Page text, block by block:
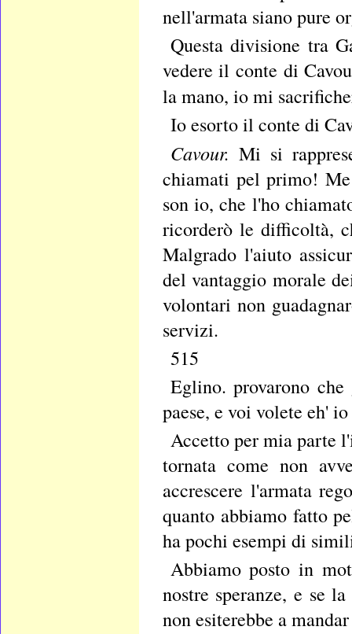
nell'armata siano pure
Questa divisione tra
vedere il conte di
la mano, io mi
Io esorto il conte di
Cavour. Mi si
chiamati pel primo!
son io, che l'ho
ricorderò le difficoltà,
Malgrado l'aiuto
del vantaggio morale
volontari non
servizi.
515
Eglino. provarono
paese, e voi volete eh'
Accetto per mia parte
tornata come non
accrescere l'armata
quanto abbiamo fatto
ha pochi esempi di
Abbiamo posto in
nostre speranze, e se
non esiterebbe a